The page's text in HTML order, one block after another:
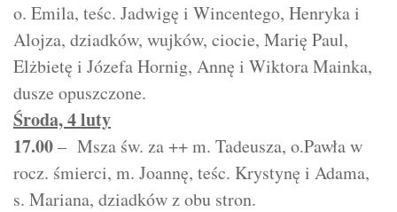
o. Emila, teśc. Jadwigę i Wincentego, Henryka i
Alojza, dziadków, wujków, ciocie, Marię Paul,
Elżbietę i Józefa Hornig, Annę i Wiktora Mainka,
dusze opuszczone.
Środa, 4 luty
17.00– Msza św. za ++ m. Tadeusza, o.Pawła w
rocz. śmierci, m. Joannę, teśc. Krystynę i Adama,
s. Mariana, dziadków z obu stron.